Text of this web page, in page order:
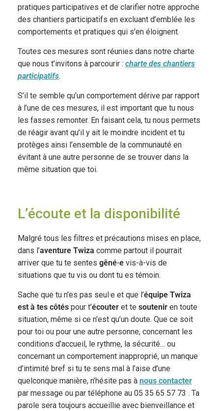
pratiques participatives et de clarifier notre approche
des chantiers participatifs en excluant d’emblée les
comportements et pratiques qui s’en éloignent.
Toutes ces mesures sont réunies dans notre charte
que nous t’invitons à parcourir : charte des chantiers
participatifs.
S’il te semble qu’un comportement dérive par rapport
à l’une de ces mesures, il est important que tu nous
les fasses remonter. En faisant cela, tu nous permets
de réagir avant qu’il y ait le moindre incident et tu
protèges ainsi l’ensemble de la communauté en
évitant à une autre personne de se trouver dans la
même situation que toi.
L’écoute et la disponibilité
Malgré tous les filtres et précautions mises en place,
dans l’aventure Twiza comme partout il pourrait
arriver que tu te sentes gêné·evis-à-vis de
situations que tu vis ou dont tu es témoin.
Sache que tu n’es pas seul·e et que l’équipe Twiza
est à tes côtéspour t’écouteret te souteniren toute
situation, même si ce n’est qu’un doute. Que ce soit
pour toi ou pour une autre personne, concernant les
conditions d’accueil, le rythme, la sécurité… ou
concernant un comportement inapproprié, un manque
d’intimité bref si tu te sens mal à l’aise d’une
quelconque manière, n’hésite pas à nous contacter
par message ou par téléphone au 05 35 65 57 73 . Ta
parole sera toujours accueillie avec bienveillance et